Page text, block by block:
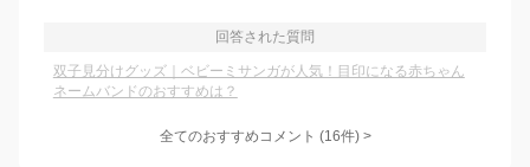
回答された質問
双子見分けグッズ｜ベビーミサンガが人気！目印になる赤ちゃん
ネームバンドのおすすめは？
全てのおすすめコメント (16件) >